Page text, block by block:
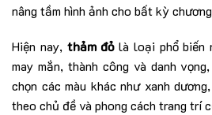
nâng tầm hình ảnh cho bất kỳ
Hiện nay, thảm đỏlà loại phổ biến
may mắn, thành công và danh
chọn các màu khác như xanh
theo chủ đề và phong cách trang trí